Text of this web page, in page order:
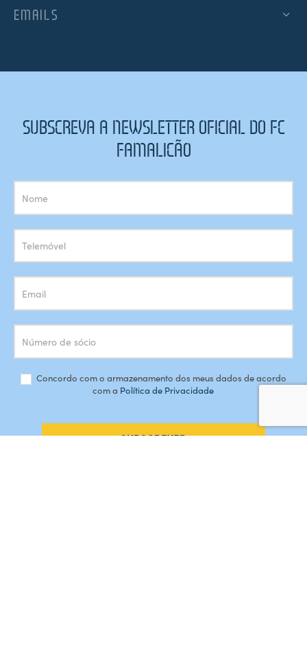
EMAILS
SUBSCREVA A NEWSLETTER OFICIAL DO FC
FAMALICÃO
Subscrição
Newsletter
Concordo com o armazenamento dos meus dados de acordo
com a Política de Privacidade
SUBSCREVER